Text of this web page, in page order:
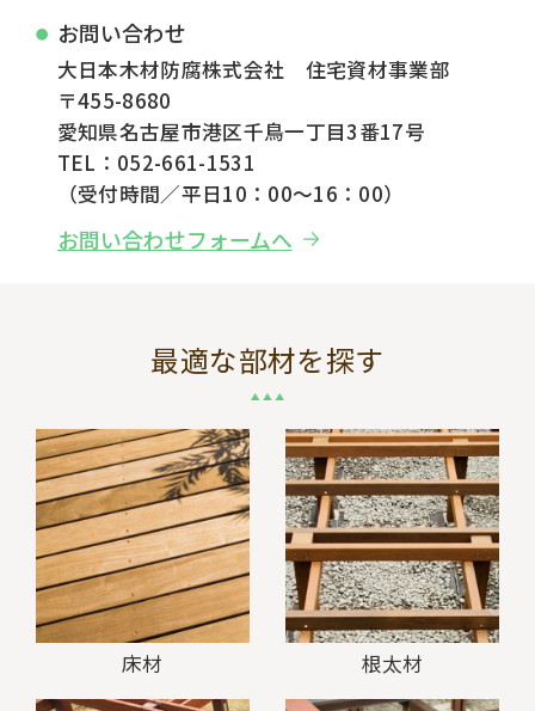
お問い合わせ
大日本木材防腐株式会社 住宅資材事業部
〒455-8680
愛知県名古屋市港区千鳥一丁目3番17号
TEL：052-661-1531
（受付時間／平日10：00～16：00）
お問い合わせフォームへ
最適な部材を探す
床材 根太材